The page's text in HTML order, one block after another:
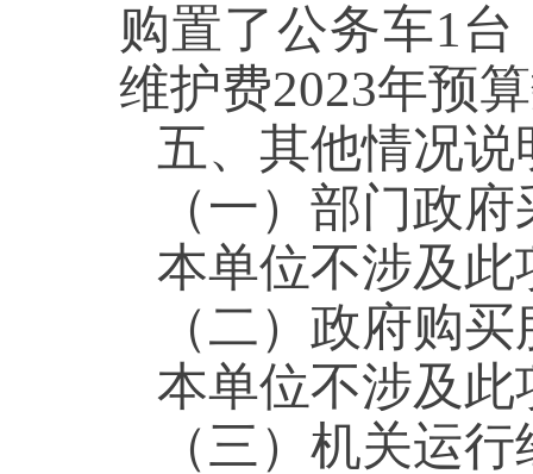
购置了公务车1
维护费2023年预
五、其他情况
（一）部门政
本单位不涉及
（二）政府购
本单位不涉及
（三）机关运